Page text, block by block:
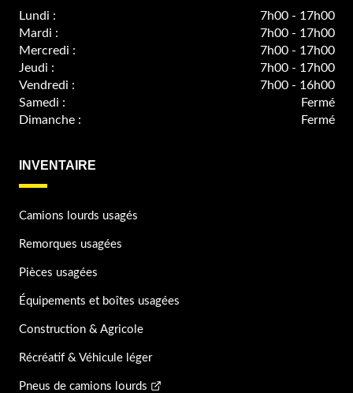
Lundi :
7h00 - 17h00
Mardi :
7h00 - 17h00
Mercredi :
7h00 - 17h00
Jeudi :
7h00 - 17h00
Vendredi :
7h00 - 16h00
Samedi :
Fermé
Dimanche :
Fermé
INVENTAIRE
Camions lourds usagés
Remorques usagées
Pièces usagées
Équipements et boîtes usagées
Construction & Agricole
Récréatif & Véhicule léger
Pneus de camions lourds